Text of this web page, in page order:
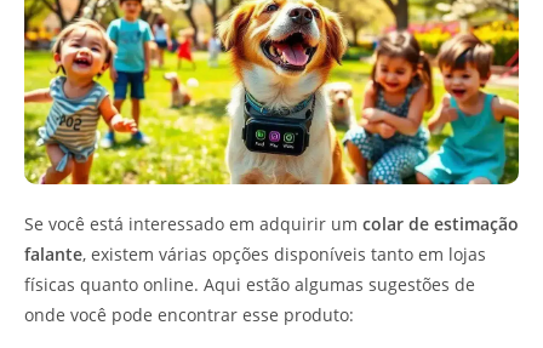
Se você está interessado em adquirir um colar de estimação
falante, existem várias opções disponíveis tanto em lojas
físicas quanto online. Aqui estão algumas sugestões de
onde você pode encontrar esse produto: